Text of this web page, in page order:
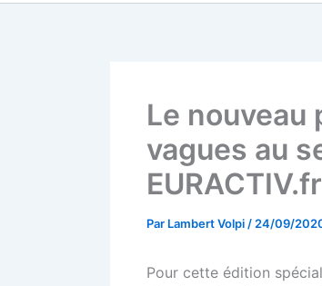
Le nouveau
vagues au
EURACTIV.fr
Par Lambert Volpi / 24/09/
Pour cette édition